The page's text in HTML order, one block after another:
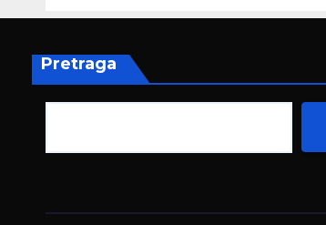
Pretraga